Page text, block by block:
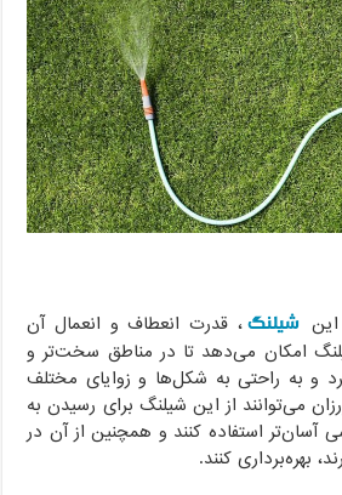
شیلنگ، قدرت انعطاف و انعمال آن
امکان می‌دهد تا در مناطق سخت‌تر و
و به راحتی به شکل‌ها و زوایای مختلف
می‌توانند از این شیلنگ برای رسیدن به
استفاده کنند و همچنین از آن در
بهره‌برداری کنند.